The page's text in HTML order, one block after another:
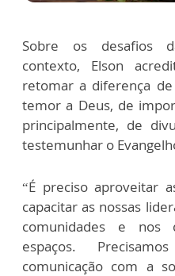
Sobre os desafios
contexto, Elson
retomar a diferença
temor a Deus, de
principalmente, de
testemunhar o
“É preciso aproveitar
capacitar as nossas
comunidades e nos
espaços.
comunicação com a